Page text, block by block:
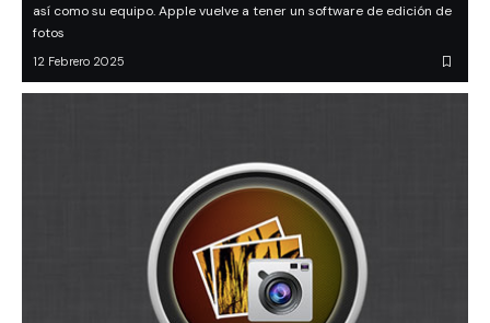
así como su equipo. Apple vuelve a tener un software de edición de
fotos
12 Febrero 2025